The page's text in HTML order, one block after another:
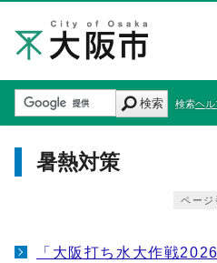
検索 検索ヘル
暑熱対策
ペー
「大阪打ち水大作戦